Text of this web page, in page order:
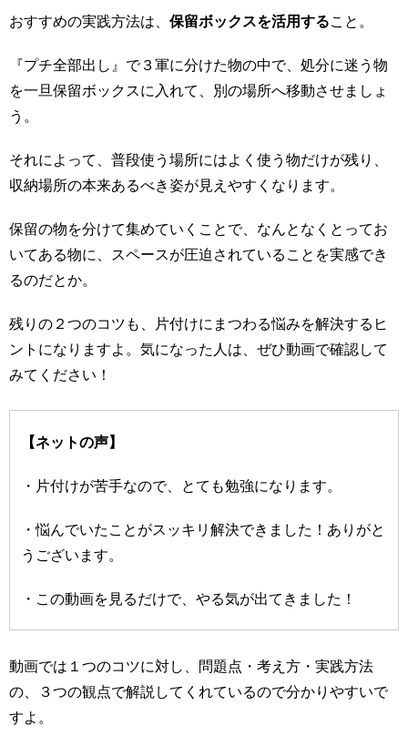
おすすめの実践方法は、 保留ボックスを活用すること。
『プチ全部出し』で３軍に分けた物の中で、処分に迷う物
を一旦保留ボックスに入れて、別の場所へ移動させましょ
う。
それによって、普段使う場所にはよく使う物だけが残り、
収納場所の本来あるべき姿が見えやすくなります。
保留の物を分けて集めていくことで、なんとなくとってお
いてある物に、スペースが圧迫されていることを実感でき
るのだとか。
残りの２つのコツも、片付けにまつわる悩みを解決するヒ
ントになりますよ。気になった人は、ぜひ動画で確認して
みてください！
【ネットの声】
・片付けが苦手なので、とても勉強になります。
・悩んでいたことがスッキリ解決できました！ありがと
うございます。
・この動画を見るだけで、やる気が出てきました！
動画では１つのコツに対し、問題点・考え方・実践方法
の、３つの観点で解説してくれているので分かりやすいで
すよ。